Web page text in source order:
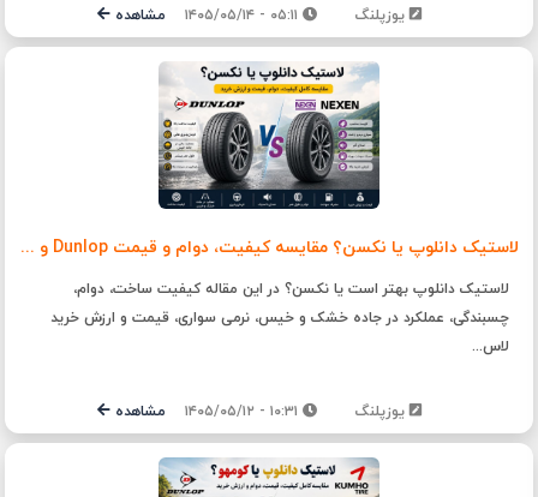
یوزپلنگ مشاهده
لاستیک دانلوپ یا نکسن؟ مقایسه کیفیت، دوام و قیمت Dunlop و Nexen
لاستیک دانلوپ بهتر است یا نکسن؟ در این مقاله کیفیت ساخت، دوام،
چسبندگی، عملکرد در جاده خشک و خیس، نرمی سواری، قیمت و ارزش خرید
لاس...
یوزپلنگ مشاهده